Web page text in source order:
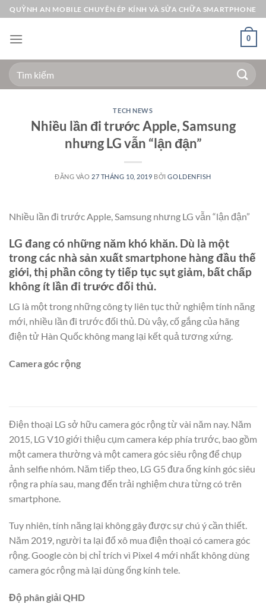
Bỏ
qua
nội
QUỲNH AN MOBILE CHUYÊN ÉP KÍNH VÀ SỬA CHỮA SMARTPHONE
0
Tìm
kiếm:
TECH NEWS
Nhiều lần đi trước Apple, Samsung
nhưng LG vẫn “lận đận”
ĐĂNG VÀO 27 THÁNG 10, 2019 BỞIGOLDENFISH
Nhiều lần đi trước Apple, Samsung nhưng LG vẫn “lận đận”
LG đang có những năm khó khăn. Dù là một
trong các nhà sản xuất smartphone hàng đầu thế
giới, thị phần công ty tiếp tục sụt giảm, bất chấp
không ít lần đi trước đối thủ.
LG là một trong những công ty liên tục thử nghiệm tính năng
mới, nhiều lần đi trước đối thủ. Dù vậy, cố gắng của hãng
điện tử Hàn Quốc không mang lại kết quả tương xứng.
Camera góc rộng
Điện thoại LG sở hữu camera góc rộng từ vài năm nay. Năm
2015, LG V10 giới thiệu cụm camera kép phía trước, bao gồm
một camera thường và một camera góc siêu rộng để chụp
ảnh selfie nhóm. Năm tiếp theo, LG G5 đưa ống kính góc siêu
rộng ra phía sau, mang đến trải nghiệm chưa từng có trên
smartphone.
Tuy nhiên, tính năng lại không gây được sự chú ý cần thiết.
Năm 2019, người ta lại đổ xô mua điện thoại có camera góc
rộng. Google còn bị chỉ trích vì Pixel 4 mới nhất không dùng
camera góc rộng mà lại dùng ống kính tele.
Độ phân giải QHD